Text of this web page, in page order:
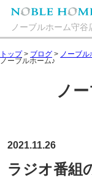
ノーブルホーム守谷
トップ> ブログ > ノーブ
ノーブルホーム♪
ノ
2021.11.26
ラジオ番組